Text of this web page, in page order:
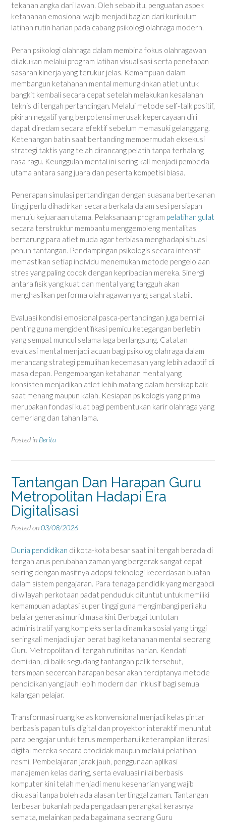
tekanan angka dari lawan. Oleh sebab itu, penguatan aspek
ketahanan emosional wajib menjadi bagian dari kurikulum
latihan rutin harian pada cabang psikologi olahraga modern.
Peran psikologi olahraga dalam membina fokus olahragawan
dilakukan melalui program latihan visualisasi serta penetapan
sasaran kinerja yang terukur jelas. Kemampuan dalam
membangun ketahanan mental memungkinkan atlet untuk
bangkit kembali secara cepat setelah melakukan kesalahan
teknis di tengah pertandingan. Melalui metode self-talk positif,
pikiran negatif yang berpotensi merusak kepercayaan diri
dapat diredam secara efektif sebelum memasuki gelanggang.
Ketenangan batin saat bertanding mempermudah eksekusi
strategi taktis yang telah dirancang pelatih tanpa terhalang
rasa ragu. Keunggulan mental ini sering kali menjadi pembeda
utama antara sang juara dan peserta kompetisi biasa.
Penerapan simulasi pertandingan dengan suasana bertekanan
tinggi perlu dihadirkan secara berkala dalam sesi persiapan
menuju kejuaraan utama. Pelaksanaan program pelatihan gulat
secara terstruktur membantu menggembleng mentalitas
bertarung para atlet muda agar terbiasa menghadapi situasi
penuh tantangan. Pendampingan psikologis secara intensif
memastikan setiap individu menemukan metode pengelolaan
stres yang paling cocok dengan kepribadian mereka. Sinergi
antara fisik yang kuat dan mental yang tangguh akan
menghasilkan performa olahragawan yang sangat stabil.
Evaluasi kondisi emosional pasca-pertandingan juga bernilai
penting guna mengidentifikasi pemicu ketegangan berlebih
yang sempat muncul selama laga berlangsung. Catatan
evaluasi mental menjadi acuan bagi psikolog olahraga dalam
merancang strategi pemulihan kecemasan yang lebih adaptif di
masa depan. Pengembangan ketahanan mental yang
konsisten menjadikan atlet lebih matang dalam bersikap baik
saat menang maupun kalah. Kesiapan psikologis yang prima
merupakan fondasi kuat bagi pembentukan karir olahraga yang
cemerlang dan tahan lama.
Posted in Berita
Tantangan Dan Harapan Guru
Metropolitan Hadapi Era
Digitalisasi
Posted on03/08/2026
Dunia pendidikan di kota-kota besar saat ini tengah berada di
tengah arus perubahan zaman yang bergerak sangat cepat
seiring dengan masifnya adopsi teknologi kecerdasan buatan
dalam sistem pengajaran. Para tenaga pendidik yang mengabdi
di wilayah perkotaan padat penduduk dituntut untuk memiliki
kemampuan adaptasi super tinggi guna mengimbangi perilaku
belajar generasi murid masa kini. Berbagai tuntutan
administratif yang kompleks serta dinamika sosial yang tinggi
seringkali menjadi ujian berat bagi ketahanan mental seorang
Guru Metropolitan di tengah rutinitas harian. Kendati
demikian, di balik segudang tantangan pelik tersebut,
tersimpan secercah harapan besar akan terciptanya metode
pendidikan yang jauh lebih modern dan inklusif bagi semua
kalangan pelajar.
Transformasi ruang kelas konvensional menjadi kelas pintar
berbasis papan tulis digital dan proyektor interaktif menuntut
para pengajar untuk terus memperbarui keterampilan literasi
digital mereka secara otodidak maupun melalui pelatihan
resmi. Pembelajaran jarak jauh, penggunaan aplikasi
manajemen kelas daring, serta evaluasi nilai berbasis
komputer kini telah menjadi menu keseharian yang wajib
dikuasai tanpa boleh ada alasan tertinggal zaman. Tantangan
terbesar bukanlah pada pengadaan perangkat kerasnya
semata, melainkan pada bagaimana seorang Guru